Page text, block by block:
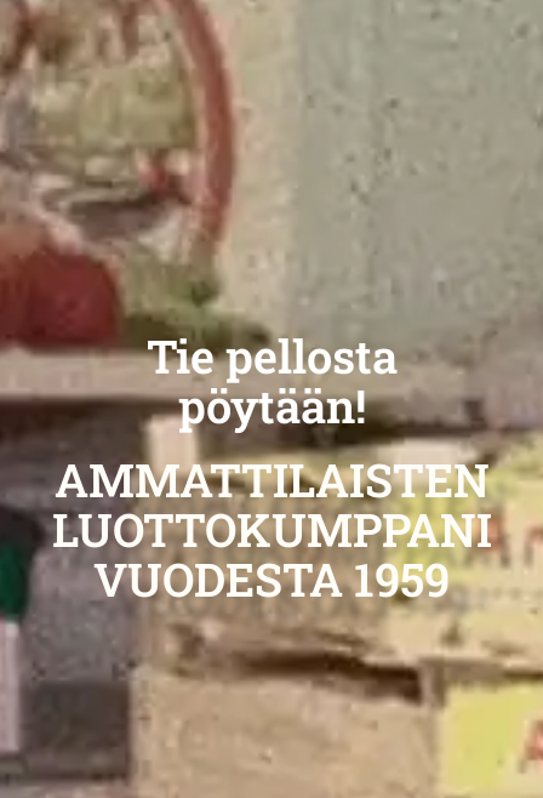
Tie pellosta
pöytään!
AMMATTILAISTEN
LUOTTOKUMPPANI
VUODESTA 1959